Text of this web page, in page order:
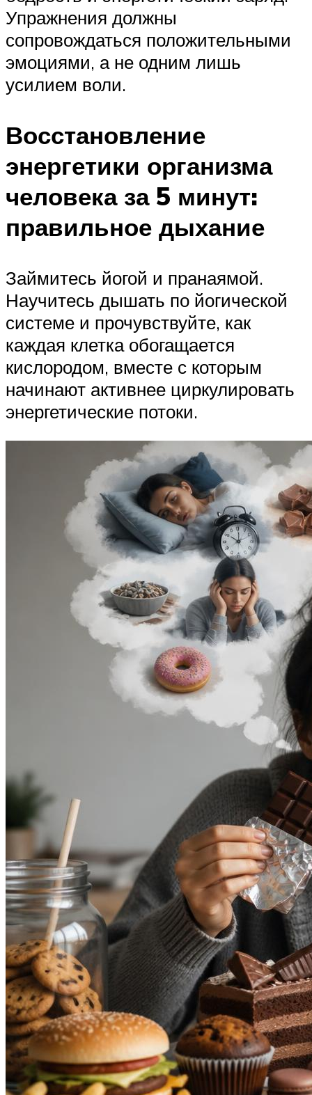
Упражнения должны
сопровождаться положительными
эмоциями, а не одним лишь
усилием воли.
Восстановление
энергетики организма
человека за 5 минут:
правильное дыхание
Займитесь йогой и пранаямой.
Научитесь дышать по йогической
системе и прочувствуйте, как
каждая клетка обогащается
кислородом, вместе с которым
начинают активнее циркулировать
энергетические потоки.